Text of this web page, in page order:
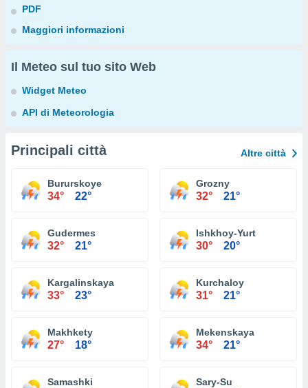
PDF
Maggiori informazioni
Il Meteo sul tuo sito Web
Widget Meteo
API di Meteorologia
Principali città Altre città
Bururskoye
34° 22°
Grozny
32° 21°
Gudermes
32° 21°
Ishkhoy-Yurt
30° 20°
Kargalinskaya
33° 23°
Kurchaloy
31° 21°
Makhkety
27° 18°
Mekenskaya
34° 21°
Samashki Sary-Su